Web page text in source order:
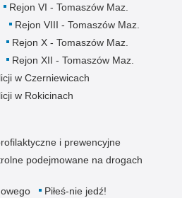
Rejon VI - Tomaszów Maz.
Rejon VIII - Tomaszów Maz.
Rejon X - Tomaszów Maz.
Rejon XII - Tomaszów Maz.
w Czerniewicach
w Rokicinach
i prewencyjne
podejmowane na drogach
Piłeś-nie jedź!